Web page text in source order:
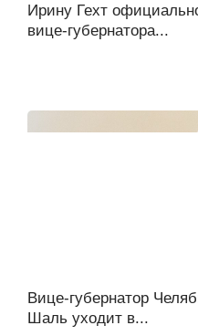
Ирину Гехт
вице-губернатора...
Вице-губернатор
Шаль уходит в...